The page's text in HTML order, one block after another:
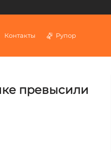
Контакты Рупор
превысили